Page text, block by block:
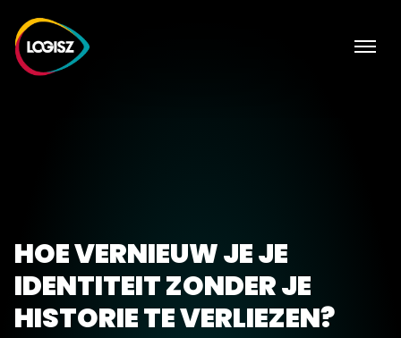
HOE VERNIEUW JE JE
IDENTITEIT ZONDER JE
HISTORIE TE VERLIEZEN?